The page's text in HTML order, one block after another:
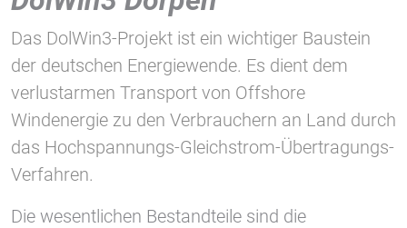
Das DolWin3-Projekt ist ein wichtiger Baustein
der deutschen Energiewende. Es dient dem
verlustarmen Transport von Offshore
Windenergie zu den Verbrauchern an Land durch
das Hochspannungs-Gleichstrom-Übertragungs-
Verfahren.
Die wesentlichen Bestandteile sind die
1 Jahr
Statistik Cookies erfassen Informationen anonym.
Diese Informationen helfen uns zu verstehen, wie
unsere Besucher unsere Website nutzen.
Analytics